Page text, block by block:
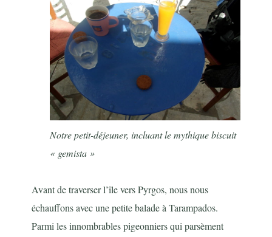
Notre petit-déjeuner, incluant le mythique biscuit
« gemista »
Avant de traverser l’île vers Pyrgos, nous nous
échauffons avec une petite balade à Tarampados.
Parmi les innombrables pigeonniers qui parsèment